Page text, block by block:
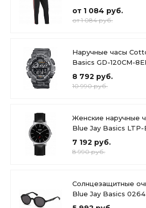
от 1 084 руб.
от 1 084 руб.
Наручные часы
Basics GD-120CM-
8 792 руб.
10 990 руб.
Женские наручные
Blue Jay Basics LTP-
7 192 руб.
8 990 руб.
Солнцезащитные
Blue Jay Basics 0264